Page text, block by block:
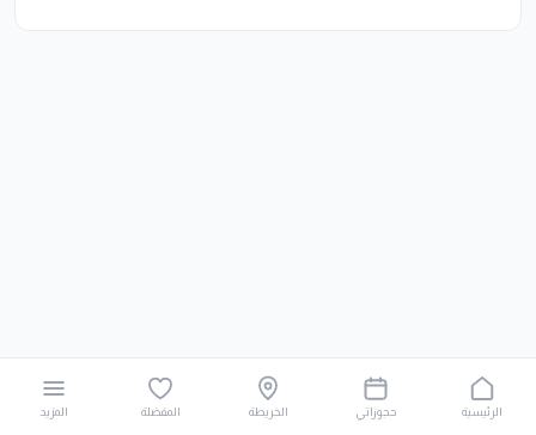
الرئيسية حجوزاتي الخريطة المفضلة المزيد